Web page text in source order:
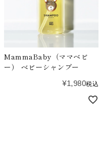
MammaBaby（ママベビ
ー） ベビーシャンプー
¥1,980税込